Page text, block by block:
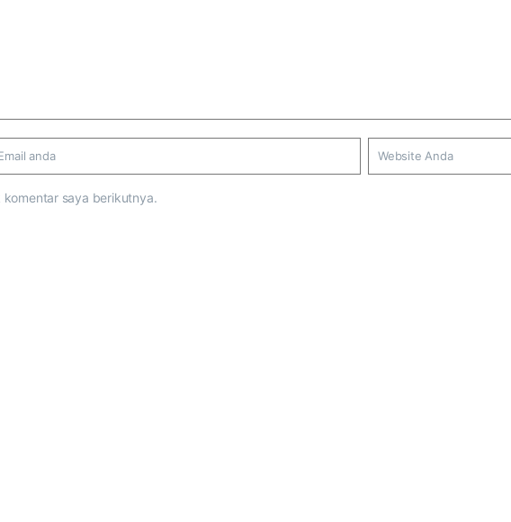
saya berikutnya.